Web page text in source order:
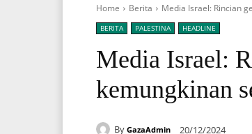
Home Berita Media Israel: Rincian
BERITA PALESTINA HEADLINE
Media Israel:
kemungkinan
By GazaAdmin 20/12/2024